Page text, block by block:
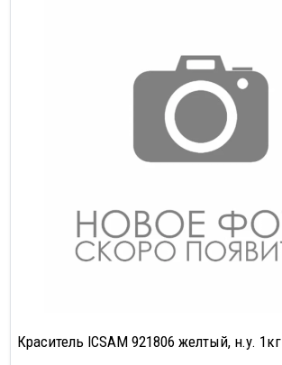
Краситель ICSAM 921806 желтый, н.у. 1кг